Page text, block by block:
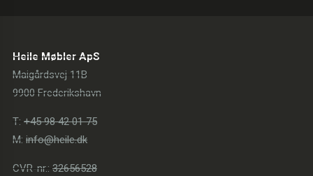
Heile Møbler ApS
Maigårdsvej 11B
9900 Frederikshavn
T: +45 98 42 01 75
M: info@heile.dk
CVR-nr.: 32656528